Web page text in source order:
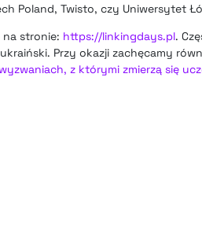
Poland, Twisto, czy Uniwersytet
na stronie: https://linkingdays.pl.
Przy okazji zachęcamy
z którymi zmierzą się